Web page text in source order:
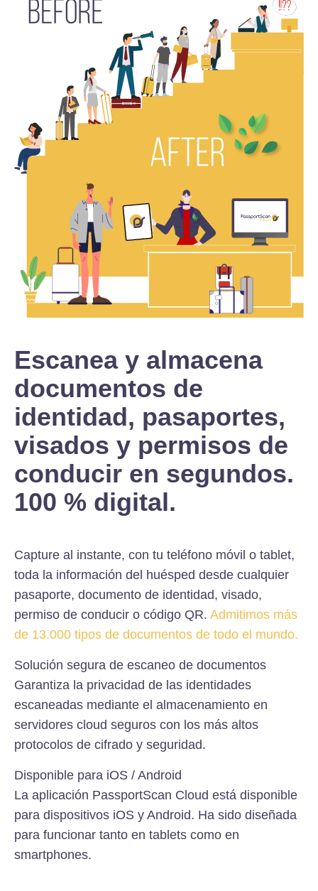
Escanea y almacena
documentos de
identidad, pasaportes,
visados y permisos de
conducir en segundos.
100 % digital.
Capture al instante, con tu teléfono móvil o tablet,
toda la información del huésped desde cualquier
pasaporte, documento de identidad, visado,
permiso de conducir o código QR. Admitimos más
de 13.000 tipos de documentos de todo el mundo.
Solución segura de escaneo de documentos
Garantiza la privacidad de las identidades
escaneadas mediante el almacenamiento en
servidores cloud seguros con los más altos
protocolos de cifrado y seguridad.
Disponible para iOS / Android
La aplicación PassportScan Cloud está disponible
para dispositivos iOS y Android. Ha sido diseñada
para funcionar tanto en tablets como en
smartphones.